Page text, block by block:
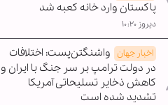
پاکستان وارد خانه کعبه شد
دیروز ۱۰:۲۰
اخبار جهان واشنگتن‌پست: اختلافات
در دولت ترامپ بر سر جنگ با ایران و
کاهش ذخایر تسلیحاتی آمریکا
تشدید شده است